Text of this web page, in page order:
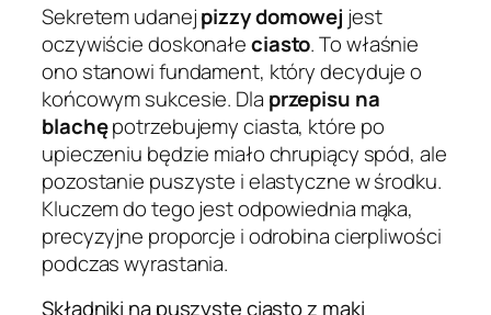
Sekretem udanejpizzy domowej jest
oczywiście doskonałeciasto. To właśnie
ono stanowi fundament, który decyduje o
końcowym sukcesie. Dla przepisu na
blachępotrzebujemy ciasta, które po
upieczeniu będzie miało chrupiący spód, ale
pozostanie puszyste i elastyczne w środku.
Kluczem do tego jest odpowiednia mąka,
precyzyjne proporcje i odrobina cierpliwości
podczas wyrastania.
Składniki na puszyste ciasto z mąki